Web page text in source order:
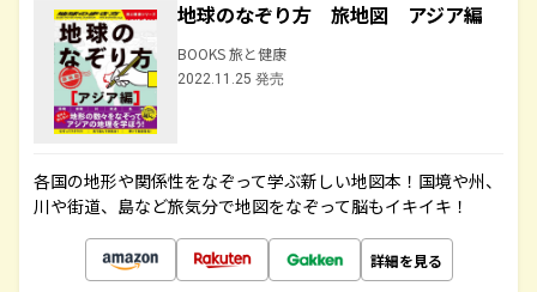
地球のなぞり方 旅地図 アジア編
BOOKS 旅と健康
2022.11.25 発売
各国の地形や関係性をなぞって学ぶ新しい地図本！国境や州、
川や街道、島など旅気分で地図をなぞって脳もイキイキ！
詳細を見る